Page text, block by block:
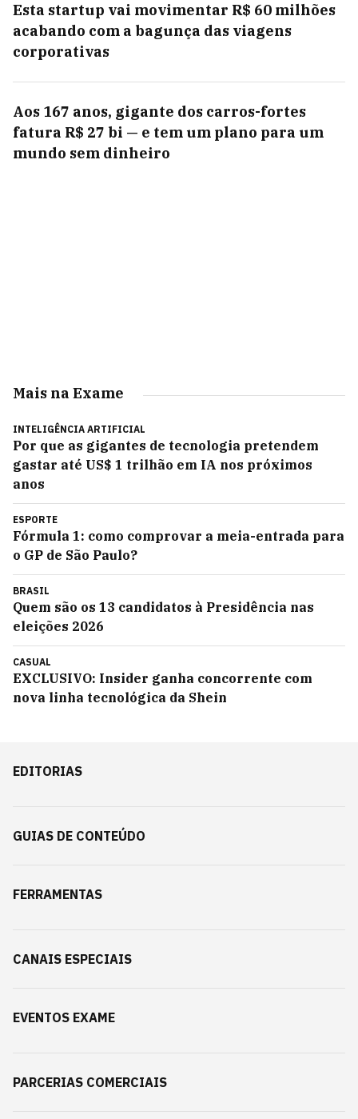
Esta startup vai movimentar R$ 60 milhões
acabando com a bagunça das viagens
corporativas
Aos 167 anos, gigante dos carros-fortes
fatura R$ 27 bi — e tem um plano para um
mundo sem dinheiro
Mais na Exame
INTELIGÊNCIA ARTIFICIAL
Por que as gigantes de tecnologia pretendem
gastar até US$ 1 trilhão em IA nos próximos
anos
ESPORTE
Fórmula 1: como comprovar a meia-entrada para
o GP de São Paulo?
BRASIL
Quem são os 13 candidatos à Presidência nas
eleições 2026
CASUAL
EXCLUSIVO: Insider ganha concorrente com
nova linha tecnológica da Shein
EDITORIAS
GUIAS DE CONTEÚDO
FERRAMENTAS
CANAIS ESPECIAIS
EVENTOS EXAME
PARCERIAS COMERCIAIS